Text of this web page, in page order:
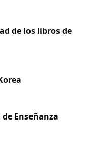
de los libros de
Enseñanza